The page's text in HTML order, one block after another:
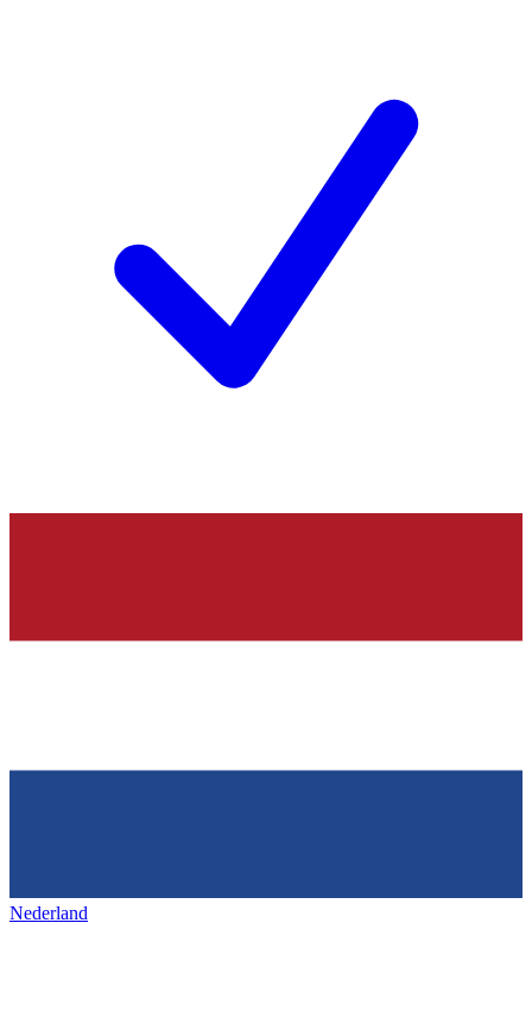
Nederland